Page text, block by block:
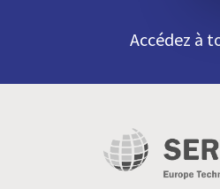
Accédez à